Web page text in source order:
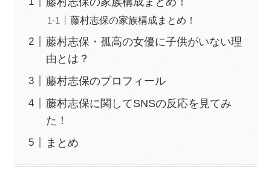
藤村志保の家族構成まとめ！
藤村志保・孤高の女優に子供がいない理
由とは？
藤村志保のプロフィール
藤村志保に関してSNSの反応を見てみ
た！
まとめ